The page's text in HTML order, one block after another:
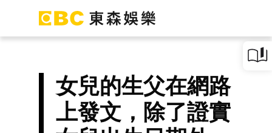
女兒的生父在網路
上發文，除了證實